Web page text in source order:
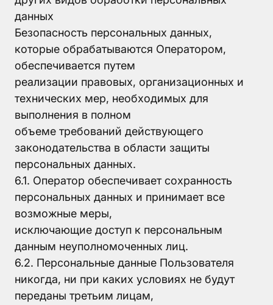
данных
Безопасность персональных данных,
которые обрабатываются Оператором,
обеспечивается путем
реализации правовых, организационных и
технических мер, необходимых для
выполнения в полном
объеме требований действующего
законодательства в области защиты
персональных данных.
6.1. Оператор обеспечивает сохранность
персональных данных и принимает все
возможные меры,
исключающие доступ к персональным
данным неуполномоченных лиц.
6.2. Персональные данные Пользователя
никогда, ни при каких условиях не будут
переданы третьим лицам,